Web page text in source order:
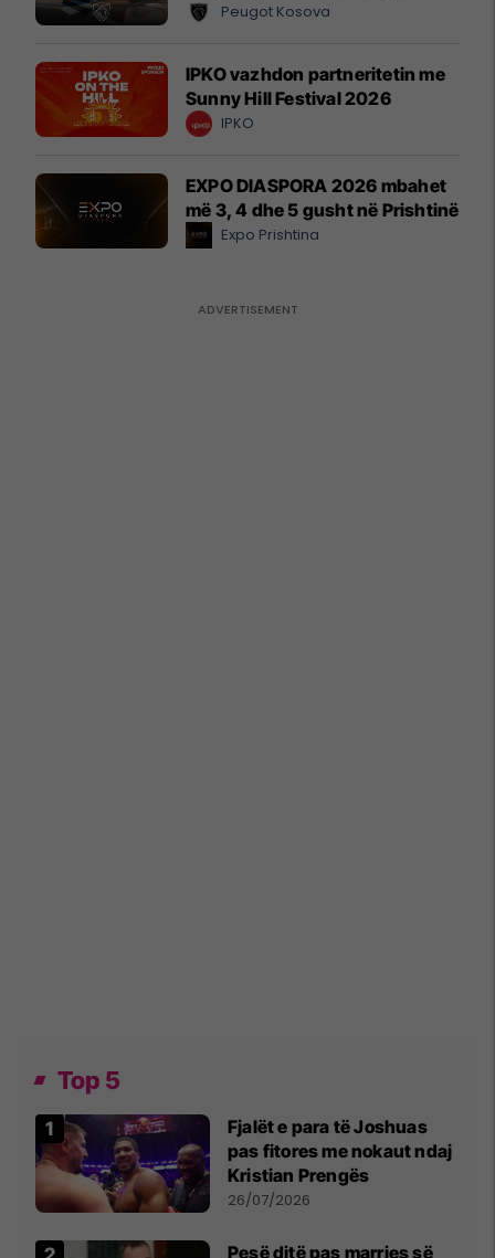
Peugot Kosova
IPKO vazhdon partneritetin me
Sunny Hill Festival 2026
IPKO
EXPO DIASPORA 2026 mbahet
më 3, 4 dhe 5 gusht në Prishtinë
Expo Prishtina
Top 5
Fjalët e para të Joshuas
pas fitores me nokaut ndaj
Kristian Prengës
26/07/2026
Pesë ditë pas marrjes së